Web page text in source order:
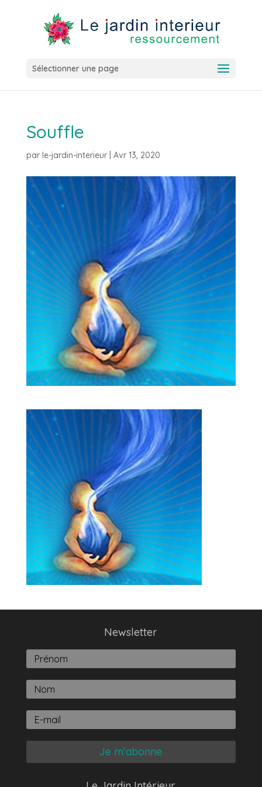
Sélectionner une page
Souffle
par le-jardin-interieur| Avr 13, 2020
Newsletter
Je m'abonne